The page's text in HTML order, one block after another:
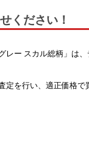
ください！
ー スカル総柄」は
を行い、適正価格